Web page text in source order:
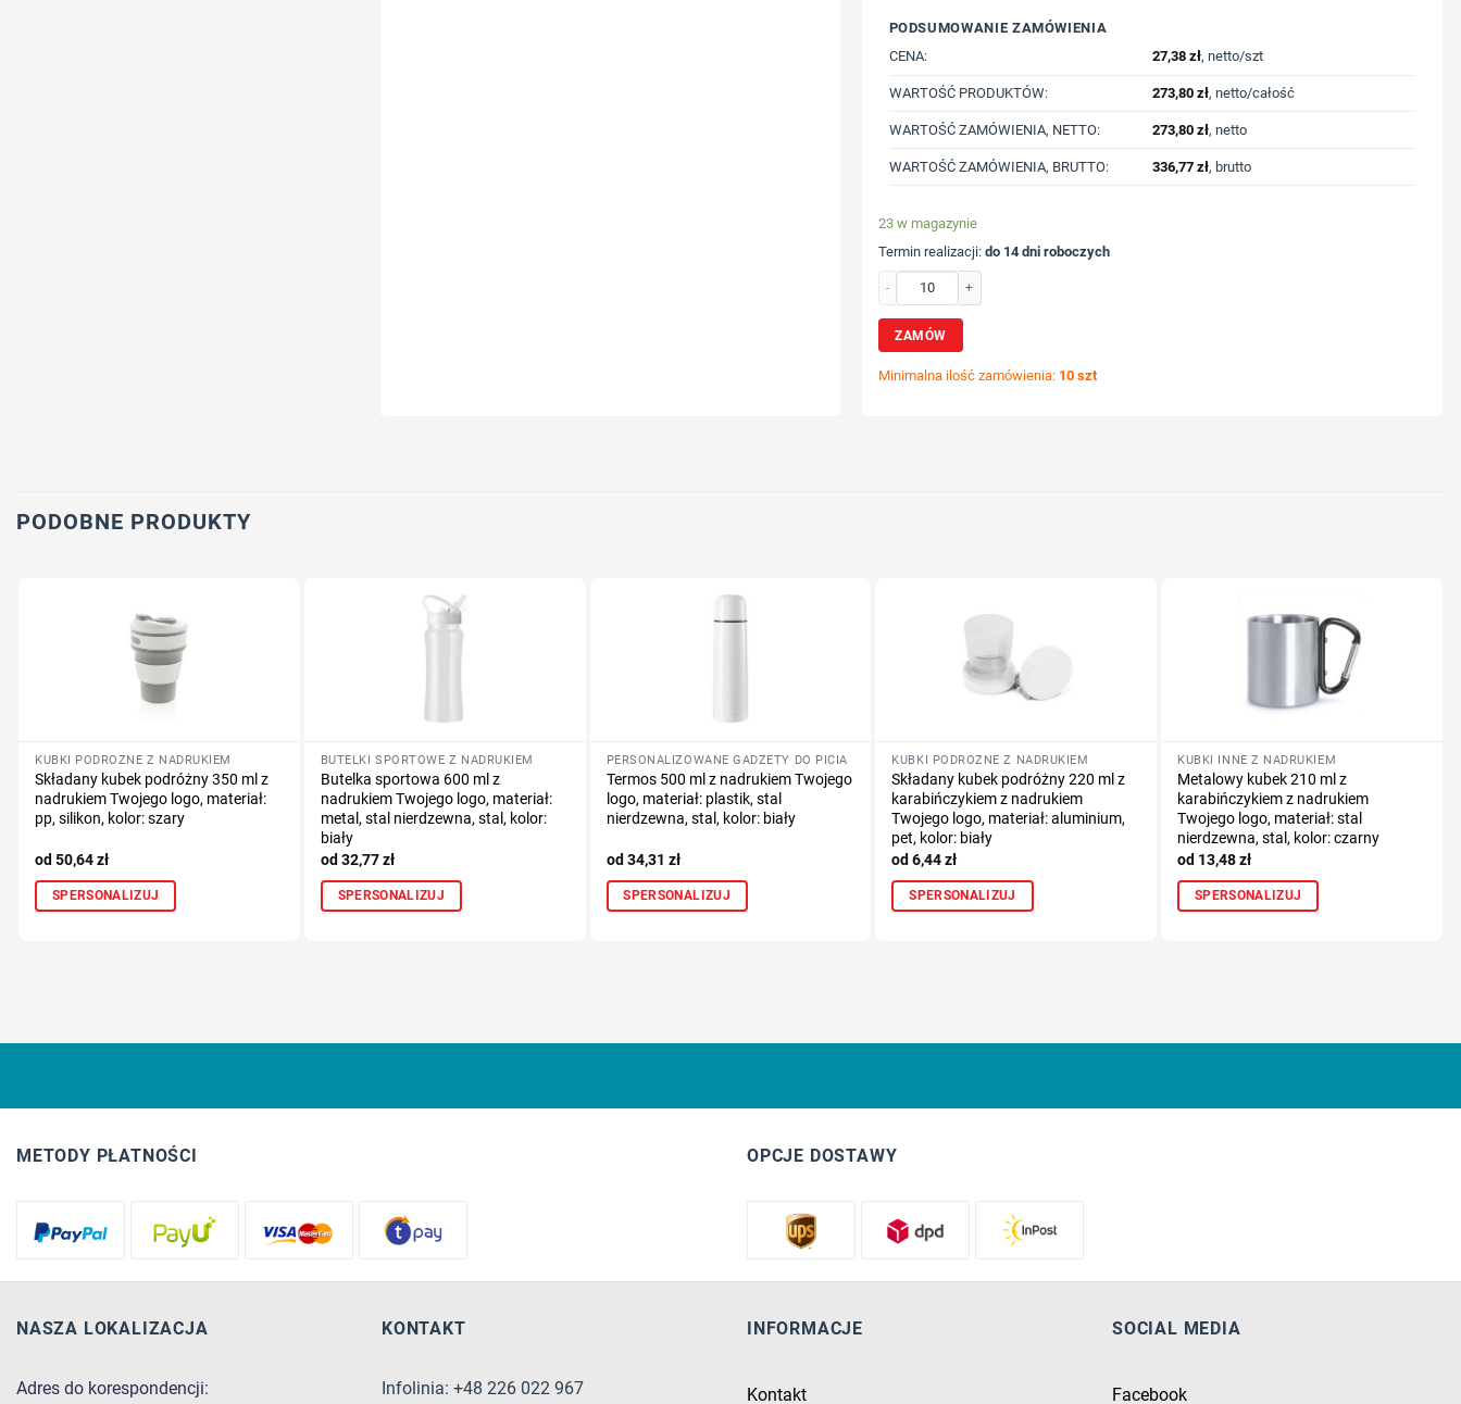
PODSUMOWANIE ZAMÓWIENIA
CENA:
27,38 zł, netto/szt
WARTOŚĆ PRODUKTÓW: 273,80 zł, netto/całość
WARTOŚĆ ZAMÓWIENIA, NETTO: 273,80 zł, netto
WARTOŚĆ ZAMÓWIENIA, BRUTTO: 336,77 zł, brutto
23 w magazynie
Termin realizacji: do 14 dni roboczych
ilość Kubek podróżny 300 ml z PP z recyklingu z nadrukiem Twojego logo, materiał: bambus, kolor:
ZAMÓW
Minimalna ilość zamówienia: 10 szt
PODOBNE PRODUKTY
KUBKI PODRÓŻNE Z NADRUKIEM
Składany kubek podróżny 350 ml z
nadrukiem Twojego logo, materiał:
pp, silikon, kolor: szary
50,64zł
SPERSONALIZUJ
BUTELKI SPORTOWE Z NADRUKIEM
Butelka sportowa 600 ml z
nadrukiem Twojego logo, materiał:
metal, stal nierdzewna, stal, kolor:
biały
32,77zł
SPERSONALIZUJ
PERSONALIZOWANE GADŻETY DO PICIA
Termos 500 ml z nadrukiem Twojego
logo, materiał: plastik, stal
nierdzewna, stal, kolor: biały
34,31 zł
SPERSONALIZUJ
KUBKI PODRÓŻNE Z NADRUKIEM
Składany kubek podróżny 220 ml z
karabińczykiem z nadrukiem
Twojego logo, materiał: aluminium,
pet, kolor: biały
6,44zł
SPERSONALIZUJ
KUBKI INNE Z NADRUKIEM
Metalowy kubek 210 ml z
karabińczykiem z nadrukiem
Twojego logo, materiał: stal
nierdzewna, stal, kolor: czarny
13,48zł
SPERSONALIZUJ
METODY PŁATNOŚCI OPCJE DOSTAWY
NASZA LOKALIZACJA
Adres do korespondencji:
KONTAKT
Infolinia: +48 226 022 967
INFORMACJE
Kontakt
SOCIAL MEDIA
Facebook